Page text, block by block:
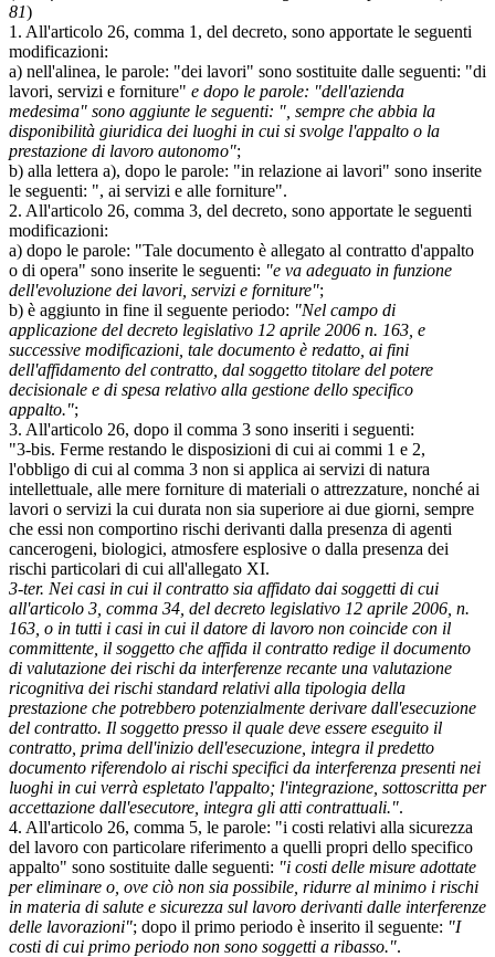
81)
1. All'articolo 26, comma 1, del decreto, sono apportate le seguenti
modificazioni:
a) nell'alinea, le parole: "dei lavori" sono sostituite dalle seguenti: "di
lavori, servizi e forniture" e dopo le parole: "dell'azienda
medesima" sono aggiunte le seguenti: ", sempre che abbia la
disponibilità giuridica dei luoghi in cui si svolge l'appalto o la
prestazione di lavoro autonomo";
b) alla lettera a), dopo le parole: "in relazione ai lavori" sono inserite
le seguenti: ", ai servizi e alle forniture".
2. All'articolo 26, comma 3, del decreto, sono apportate le seguenti
modificazioni:
a) dopo le parole: "Tale documento è allegato al contratto d'appalto
o di opera" sono inserite le seguenti: "e va adeguato in funzione
dell'evoluzione dei lavori, servizi e forniture";
b) è aggiunto in fine il seguente periodo: "Nel campo di
applicazione del decreto legislativo 12 aprile 2006 n. 163, e
successive modificazioni, tale documento è redatto, ai fini
dell'affidamento del contratto, dal soggetto titolare del potere
decisionale e di spesa relativo alla gestione dello specifico
appalto.";
3. All'articolo 26, dopo il comma 3 sono inseriti i seguenti:
"3-bis. Ferme restando le disposizioni di cui ai commi 1 e 2,
l'obbligo di cui al comma 3 non si applica ai servizi di natura
intellettuale, alle mere forniture di materiali o attrezzature, nonché ai
lavori o servizi la cui durata non sia superiore ai due giorni, sempre
che essi non comportino rischi derivanti dalla presenza di agenti
cancerogeni, biologici, atmosfere esplosive o dalla presenza dei
rischi particolari di cui all'allegato XI.
3-ter. Nei casi in cui il contratto sia affidato dai soggetti di cui
all'articolo 3, comma 34, del decreto legislativo 12 aprile 2006, n.
163, o in tutti i casi in cui il datore di lavoro non coincide con il
committente, il soggetto che affida il contratto redige il documento
di valutazione dei rischi da interferenze recante una valutazione
ricognitiva dei rischi standard relativi alla tipologia della
prestazione che potrebbero potenzialmente derivare dall'esecuzione
del contratto. Il soggetto presso il quale deve essere eseguito il
contratto, prima dell'inizio dell'esecuzione, integra il predetto
documento riferendolo ai rischi specifici da interferenza presenti nei
luoghi in cui verrà espletato l'appalto; l'integrazione, sottoscritta per
accettazione dall'esecutore, integra gli atti contrattuali.".
4. All'articolo 26, comma 5, le parole: "i costi relativi alla sicurezza
del lavoro con particolare riferimento a quelli propri dello specifico
appalto" sono sostituite dalle seguenti: "i costi delle misure adottate
per eliminare o, ove ciò non sia possibile, ridurre al minimo i rischi
in materia di salute e sicurezza sul lavoro derivanti dalle interferenze
delle lavorazioni"; dopo il primo periodo è inserito il seguente: "I
costi di cui primo periodo non sono soggetti a ribasso.".